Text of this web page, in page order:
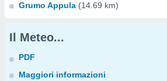
Grumo Appula (14.69 km)
Il Meteo...
PDF
Maggiori informazioni